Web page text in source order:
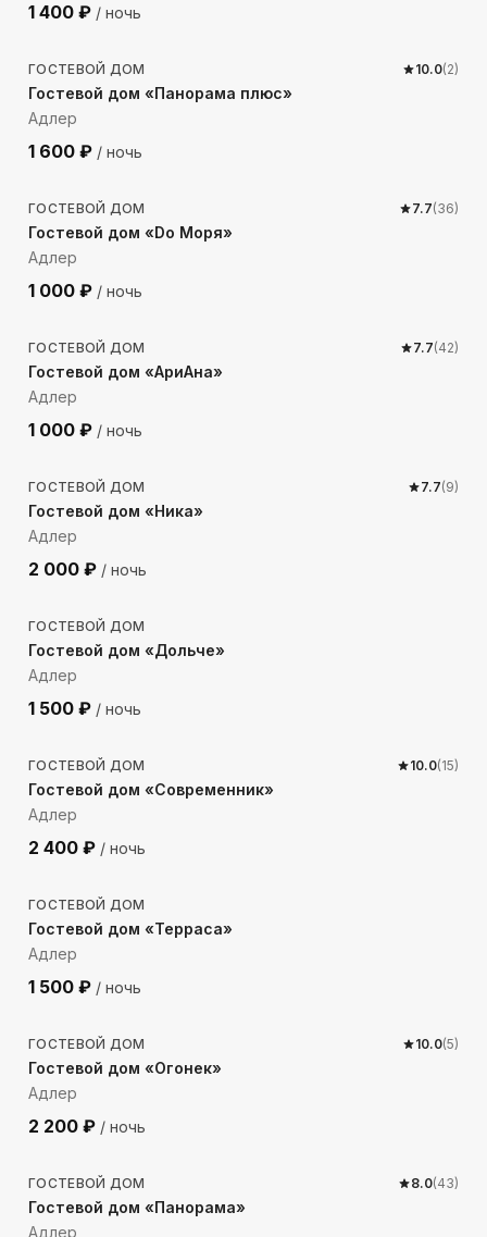
1 400 ₽ / ночь
399 м до моря
ГОСТЕВОЙ ДОМ 10.0(2)
Гостевой дом «Панорама плюс»
Адлер
1 600 ₽ / ночь
865м до моря
ГОСТЕВОЙ ДОМ 7.7(36)
Гостевой дом «Do Моря»
Адлер
1 000 ₽ / ночь
810м до моря
ГОСТЕВОЙ ДОМ 7.7(42)
Гостевой дом «АриАна»
Адлер
1 000 ₽ / ночь
644 м до моря
ГОСТЕВОЙ ДОМ 7.7(9)
Гостевой дом «Ника»
Адлер
2 000 ₽ / ночь
254м до моря
ГОСТЕВОЙ ДОМ
Гостевой дом «Дольче»
Адлер
1 500 ₽ / ночь
419м до моря
ГОСТЕВОЙ ДОМ 10.0(15)
Гостевой дом «Современник»
Адлер
2 400 ₽ / ночь
719м до моря
ГОСТЕВОЙ ДОМ
Гостевой дом «Терраса»
Адлер
1 500 ₽ / ночь
661м до моря
ГОСТЕВОЙ ДОМ 10.0(5)
Гостевой дом «Огонек»
Адлер
2 200 ₽ / ночь
620м до моря
ГОСТЕВОЙ ДОМ 8.0(43)
Гостевой дом «Панорама»
Адлер